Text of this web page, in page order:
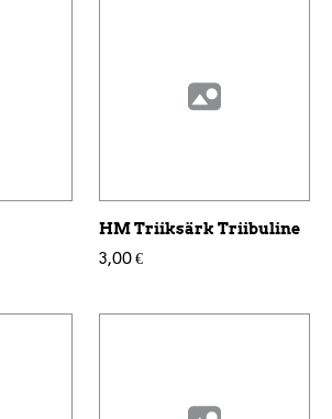
HM Triiksärk Triibuline
3,00 €